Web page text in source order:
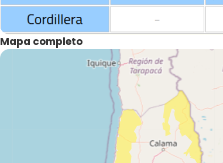
Mapa completo